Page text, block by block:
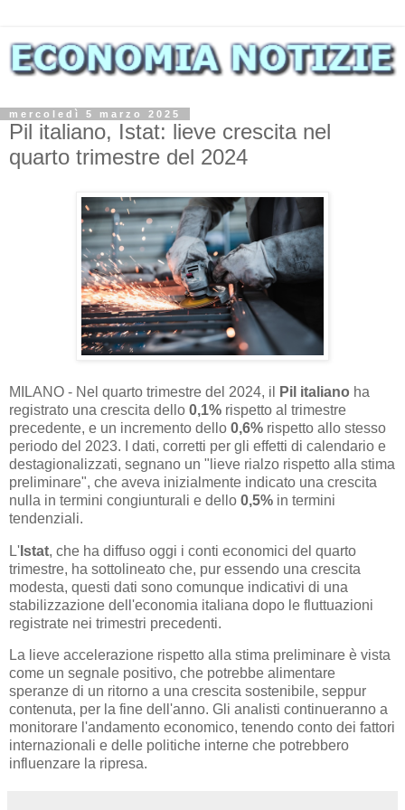
mercoledì 5 marzo 2025
Pil italiano, Istat: lieve crescita nel
quarto trimestre del 2024
MILANO - Nel quarto trimestre del 2024, il Pil italiano ha
registrato una crescita dello 0,1% rispetto al trimestre
precedente, e un incremento dello 0,6% rispetto allo stesso
periodo del 2023. I dati, corretti per gli effetti di calendario e
destagionalizzati, segnano un "lieve rialzo rispetto alla stima
preliminare", che aveva inizialmente indicato una crescita
nulla in termini congiunturali e dello 0,5% in termini
tendenziali.
L' Istat, che ha diffuso oggi i conti economici del quarto
trimestre, ha sottolineato che, pur essendo una crescita
modesta, questi dati sono comunque indicativi di una
stabilizzazione dell'economia italiana dopo le fluttuazioni
registrate nei trimestri precedenti.
La lieve accelerazione rispetto alla stima preliminare è vista
come un segnale positivo, che potrebbe alimentare
speranze di un ritorno a una crescita sostenibile, seppur
contenuta, per la fine dell'anno. Gli analisti continueranno a
monitorare l'andamento economico, tenendo conto dei fattori
internazionali e delle politiche interne che potrebbero
influenzare la ripresa.